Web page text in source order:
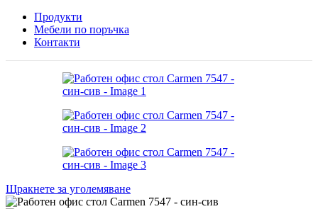
Продукти
Мебели по поръчка
Контакти
Щракнете за уголемяване